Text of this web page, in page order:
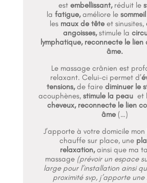
estembellissant, réduit le
la fatigue,améliore le sommeil
les maux de têteet sinusites,
angoisses,stimule la
lymphatique, reconnecte le lien
âme.
Le massage crânien est
relaxant. Celui-ci permet d’
tensions,de fairediminuer le
acouphènes, stimule la peau et
cheveux, reconnecte le lien
âme (…)
J’apporte à votre domicile
chauffe sur place, une
relaxation,ainsi que ma
massage (prévoir un espace
large pour l’installation ainsi
proximité svp, j’apporte